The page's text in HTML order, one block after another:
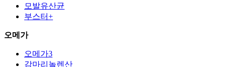
모발유산균
부스터+
오메가
오메가3
감마리놀렌산